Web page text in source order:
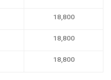
18,800
18,800
18,800